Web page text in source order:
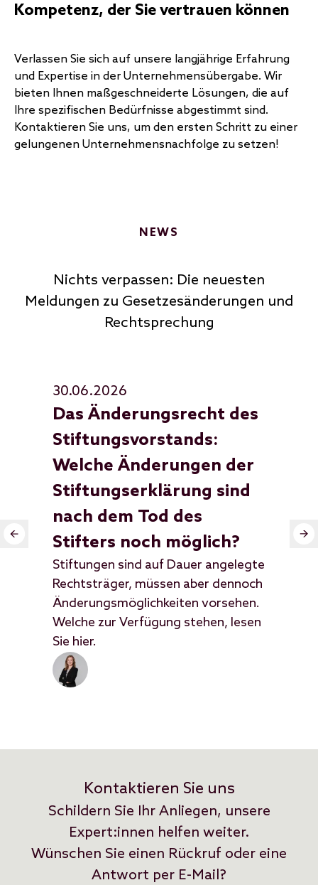
Kompetenz, der Sie vertrauen können
Verlassen Sie sich auf unsere langjährige Erfahrung
und Expertise in der Unternehmensübergabe. Wir
bieten Ihnen maßgeschneiderte Lösungen, die auf
Ihre spezifischen Bedürfnisse abgestimmt sind.
Kontaktieren Sie uns, um den ersten Schritt zu einer
gelungenen Unternehmensnachfolge zu setzen!
NEWS
Nichts verpassen: Die neuesten
Meldungen zu Gesetzesänderungen und
Rechtsprechung
30.06.2026
Das Änderungsrecht des
Stiftungsvorstands:
Welche Änderungen der
Stiftungserklärung sind
nach dem Tod des
Stifters noch möglich?
Stiftungen sind auf Dauer angelegte
Rechtsträger, müssen aber dennoch
Änderungsmöglichkeiten vorsehen.
Welche zur Verfügung stehen, lesen
Sie hier.
In
Kontaktieren Sie uns
Schildern Sie Ihr Anliegen, unsere
Expert:innen helfen weiter.
Wünschen Sie einen Rückruf oder eine
Antwort per E-Mail?